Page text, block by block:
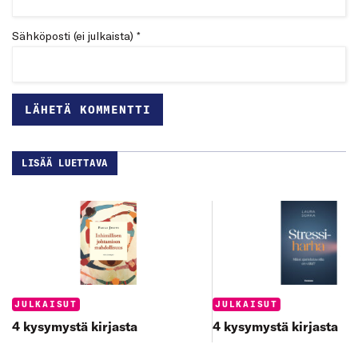
Sähköposti (ei julkaista) *
LISÄÄ LUETTAVA
Categories:
JULKAISUT
4 kysymystä kirjasta
Categories:
JULKAISUT
4 kysymystä kirjasta